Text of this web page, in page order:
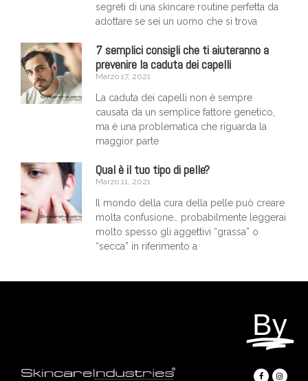
segreti di una skincare routine perfetta da
adottare se sei un uomo che si trova
7 semplici consigli che ti aiuteranno a
prevenire la caduta dei capelli
Marzo 17, 2021
La caduta dei capelli non è sempre
causata da un semplice fattore genetico,
ma è una problematica che riguarda la
maggior parte
Qual è il tuo tipo di pelle?
Marzo 11, 2021
Il mondo della cura della pelle può creare
molta confusione… probabilmente leggerai
molto spesso gli aggettivi “grassa” o
“secca” in riferimento a
By